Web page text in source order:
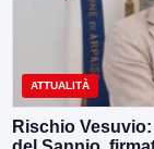
ATTUALITÀ
Rischio